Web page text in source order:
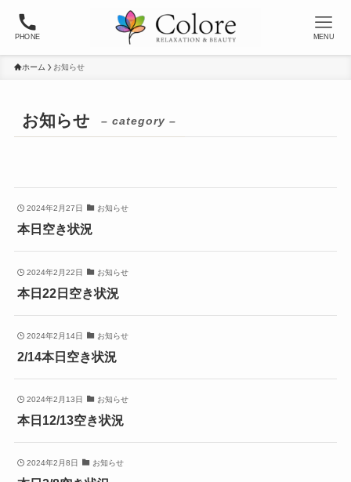
PHONE MENU
ホーム お知らせ
お知らせ – category –
2024年2月27日 お知らせ
本日空き状況
2024年2月22日 お知らせ
本日22日空き状況
2024年2月14日 お知らせ
2/14本日空き状況
2024年2月13日 お知らせ
本日12/13空き状況
2024年2月8日 お知らせ